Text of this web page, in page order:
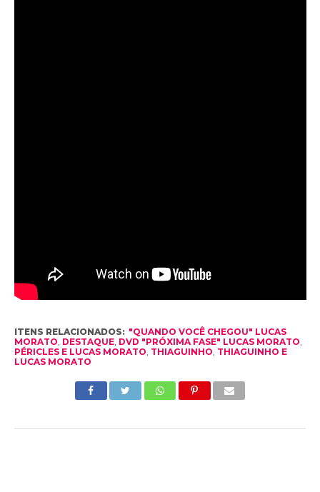
ITENS RELACIONADOS: "QUANDO VOCÊ CHEGOU" LUCAS
MORATO DESTAQUE, DVD "PRÓXIMA FASE" LUCAS MORATO
PÉRICLES E LUCAS MORATO THIAGUINHO THIAGUINHO E
LUCAS MORATO